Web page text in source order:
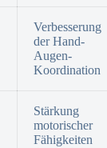
Verbesserung
der Hand-
Augen-
Koordination
Stärkung
motorischer
Fähigkeiten